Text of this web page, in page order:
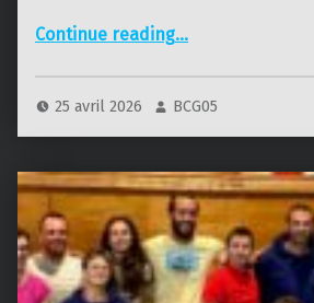
Continue reading“Tournoi d’Embrun le 29 mars”
…
25 avril 2026 BCG05